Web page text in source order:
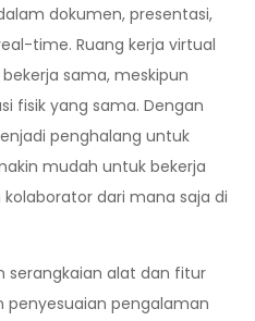
dokumen, presentasi,
time. Ruang kerja virtual
sama, meskipun
fisik yang sama. Dengan
penghalang untuk
mudah untuk bekerja
dari mana saja di
serangkaian alat dan fitur
pengalaman